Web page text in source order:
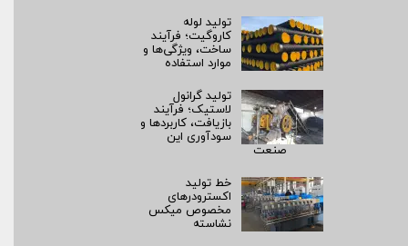
تولید لوله
کاروگیت؛ فرآیند
ساخت، ویژگی‌ها و
موارد استفاده
تولید گرانول
لاستیک؛ فرآیند
بازیافت، کاربردها و
سودآوری این
صنعت
خط تولید
اکسترودرهای
مخصوص میکس
نشاسته